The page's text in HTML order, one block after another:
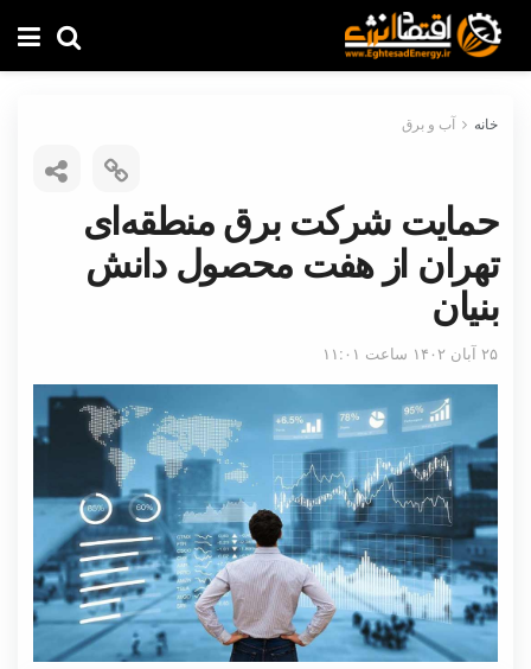
خانه آب و برق
حمایت شرکت برق منطقه‌ای
تهران از هفت محصول دانش
بنیان
۲۵ آبان ۱۴۰۲ ساعت ۱۱:۰۱